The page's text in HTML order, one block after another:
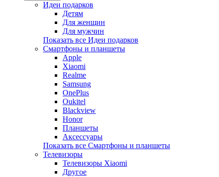
Идеи подарков
Детям
Для женщин
Для мужчин
Показать все Идеи подарков
Смартфоны и планшеты
Apple
Xiaomi
Realme
Samsung
OnePlus
Oukitel
Blackview
Honor
Планшеты
Аксессуары
Показать все Смартфоны и планшеты
Телевизоры
Телевизоры Xiaomi
Другое